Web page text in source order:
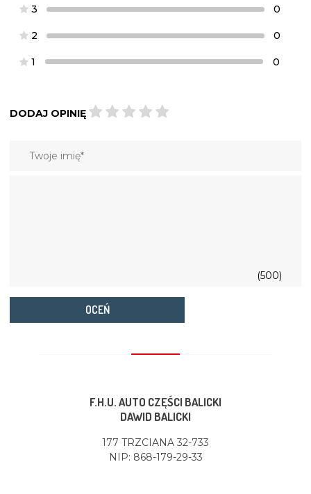
3 0
2 0
1 0
DODAJ OPINIĘ
(500)
OCEŃ
F.H.U. AUTO CZĘŚCI BALICKI
DAWID BALICKI
177 TRZCIANA 32-733
NIP: 868-179-29-33